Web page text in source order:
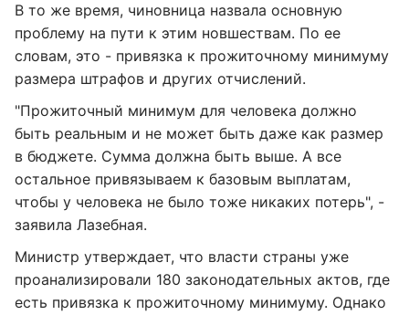
В то же время, чиновница назвала основную
проблему на пути к этим новшествам. По ее
словам, это - привязка к прожиточному минимуму
размера штрафов и других отчислений.
"Прожиточный минимум для человека должно
быть реальным и не может быть даже как размер
в бюджете. Сумма должна быть выше. А все
остальное привязываем к базовым выплатам,
чтобы у человека не было тоже никаких потерь", -
заявила Лазебная.
Министр утверждает, что власти страны уже
проанализировали 180 законодательных актов, где
есть привязка к прожиточному минимуму. Однако